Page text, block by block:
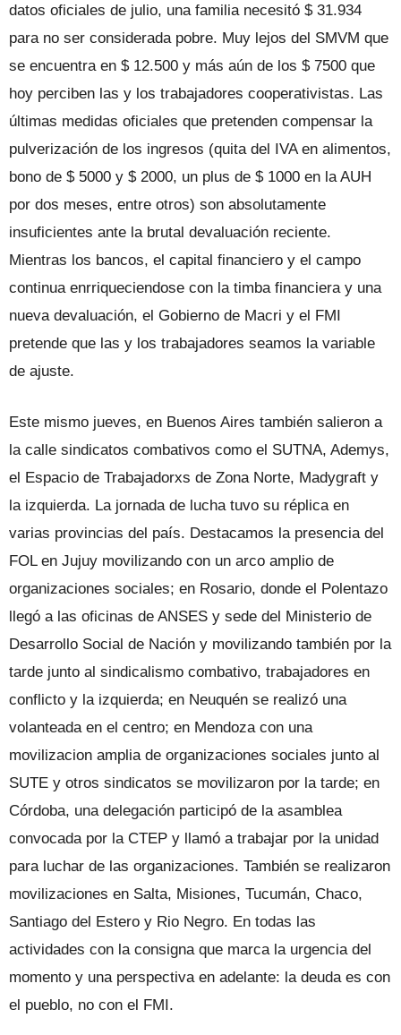
datos oficiales de julio, una familia necesitó $ 31.934
para no ser considerada pobre. Muy lejos del SMVM que
se encuentra en $ 12.500 y más aún de los $ 7500 que
hoy perciben las y los trabajadores cooperativistas. Las
últimas medidas oficiales que pretenden compensar la
pulverización de los ingresos (quita del IVA en alimentos,
bono de $ 5000 y $ 2000, un plus de $ 1000 en la AUH
por dos meses, entre otros) son absolutamente
insuficientes ante la brutal devaluación reciente.
Mientras los bancos, el capital financiero y el campo
continua enrriqueciendose con la timba financiera y una
nueva devaluación, el Gobierno de Macri y el FMI
pretende que las y los trabajadores seamos la variable
de ajuste.
Este mismo jueves, en Buenos Aires también salieron a
la calle sindicatos combativos como el SUTNA, Ademys,
el Espacio de Trabajadorxs de Zona Norte, Madygraft y
la izquierda. La jornada de lucha tuvo su réplica en
varias provincias del país. Destacamos la presencia del
FOL en Jujuy movilizando con un arco amplio de
organizaciones sociales; en Rosario, donde el Polentazo
llegó a las oficinas de ANSES y sede del Ministerio de
Desarrollo Social de Nación y movilizando también por la
tarde junto al sindicalismo combativo, trabajadores en
conflicto y la izquierda; en Neuquén se realizó una
volanteada en el centro; en Mendoza con una
movilizacion amplia de organizaciones sociales junto al
SUTE y otros sindicatos se movilizaron por la tarde; en
Córdoba, una delegación participó de la asamblea
convocada por la CTEP y llamó a trabajar por la unidad
para luchar de las organizaciones. También se realizaron
movilizaciones en Salta, Misiones, Tucumán, Chaco,
Santiago del Estero y Rio Negro. En todas las
actividades con la consigna que marca la urgencia del
momento y una perspectiva en adelante: la deuda es con
el pueblo, no con el FMI.